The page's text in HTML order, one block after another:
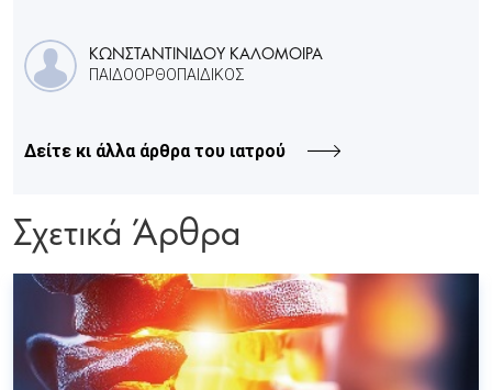
ΚΩΝΣΤΑΝΤΙΝΙΔΟΥ ΚΑΛΟΜΟΙΡΑ
ΠΑΙΔΟΟΡΘΟΠΑΙΔΙΚΟΣ
Δείτε κι άλλα άρθρα του ιατρού
Σχετικά Άρθρα